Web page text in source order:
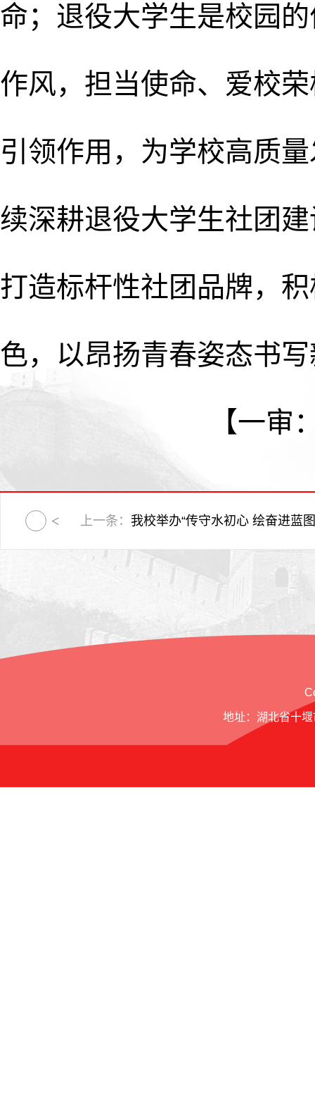
命；退役大学生是校园
作风，担当使命、爱校
引领作用，为学校高质
续深耕退役大学生社团
打造标杆性社团品牌，
色，以昂扬青春姿态书
【一审
上一条： 我校举办“传守水初心 绘奋进蓝
地址：湖北省十